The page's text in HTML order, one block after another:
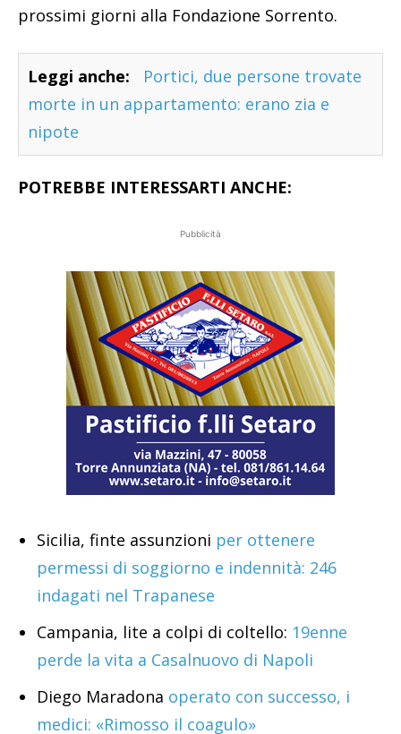
prossimi giorni alla Fondazione Sorrento.
Leggi anche:
Portici, due persone trovate
morte in un appartamento: erano zia e
nipote
POTREBBE INTERESSARTI ANCHE:
Pubblicità
Sicilia, finte assunzioni per ottenere
permessi di soggiorno e indennità: 246
indagati nel Trapanese
Campania, lite a colpi di coltello: 19enne
perde la vita a Casalnuovo di Napoli
Diego Maradona operato con successo, i
medici: «Rimosso il coagulo»